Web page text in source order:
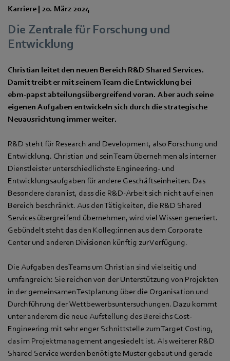
Karriere | 20. März 2024
Die Zentrale für Forschung und
Entwicklung
Christian leitet den neuen Bereich R&D Shared Services.
Damit treibt er mit seinem Team die Entwicklung bei
ebm‑papst abteilungsübergreifend voran. Aber auch seine
eigenen Aufgaben entwickeln sich durch die strategische
Neuausrichtung immer weiter.
R&D steht für Research and Development, also Forschung und
Entwicklung. Christian und sein Team übernehmen als interner
Dienstleister unterschiedlichste Engineering- und
Entwicklungsaufgaben für andere Geschäftseinheiten. Das
Besondere daran ist, dass die R&D-Arbeit sich nicht auf einen
Bereich beschränkt. Aus den Tätigkeiten, die R&D Shared
Services übergreifend übernehmen, wird viel Wissen generiert.
Gebündelt steht das den Kolleg:innen aus dem Corporate
Center und anderen Divisionen künftig zur Verfügung.
Die Aufgaben des Teams um Christian sind vielseitig und
umfangreich: Sie reichen von der Unterstützung von Projekten
in der gemeinsamen Testplanung über die Organisation und
Durchführung der Wettbewerbsuntersuchungen. Dazu kommt
unter anderem die neue Aufstellung des Bereichs Cost-
Engineering mit sehr enger Schnittstelle zum Target Costing,
das im Projektmanagement angesiedelt ist. Als weiterer R&D
Shared Service werden benötigte Muster gebaut und gerade